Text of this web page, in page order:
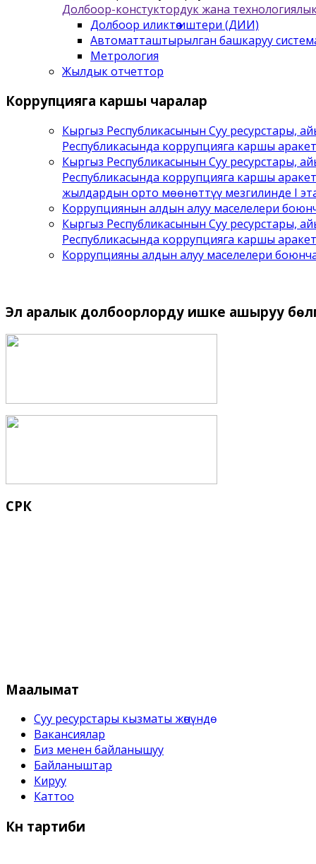
Долбоор-констуктордук жана
Долбоор иликтѳѳ иштери (ДИИ)
Автоматташтырылган башкаруу
Метрология
Жылдык отчеттор
Коррупцияга каршы чаралар
Кыргыз Республикасынын Суу ресурстары,
Республикасында коррупцияга каршы
Кыргыз Республикасынын Суу ресурстары,
Республикасында коррупцияга каршы
жылдардын орто мөөнөттүү мезгилинде I
Коррупциянын алдын алуу маселелери
Кыргыз Республикасынын Суу ресурстары,
Республикасында коррупцияга каршы
Коррупцияны алдын алуу маселелери
Эл аралык долбоорлорду ишке ашыруу
СРК
Маалымат
Суу ресурстары кызматы жѳнүндѳ
Вакансиялар
Биз менен байланышуу
Байланыштар
Кируу
Каттоо
Күн тартиби